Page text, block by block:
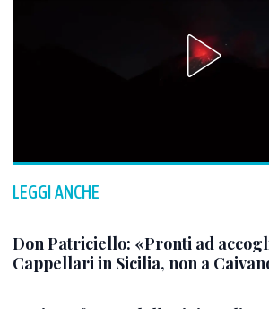
LEGGI ANCHE
Don Patriciello: «Pronti ad
Cappellari in Sicilia, non a